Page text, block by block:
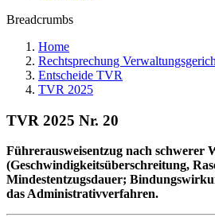
Breadcrumbs
Home
Rechtsprechung
Entscheide TVR
TVR 2025
TVR 2025 Nr. 20
Führerausweisentzug nach schwerer
(Geschwindigkeitsüberschreitung,
Mindestentzugsdauer;
das Administrativverfahren.